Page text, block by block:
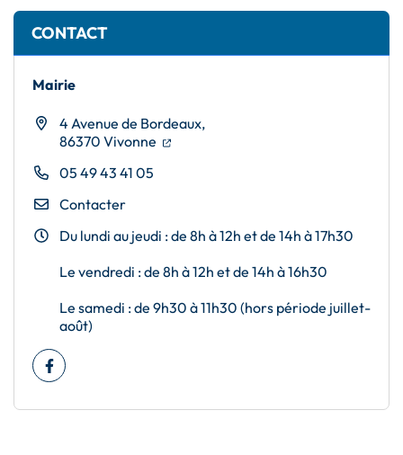
Informations complémentaires
CONTACT
Mairie
4 Avenue de Bordeaux,
86370 Vivonne (ouverture dans un nouvel onglet)
(ouverture dans un nouvel onglet)
05 49 43 41 05
Contacter
Du lundi au jeudi : de 8h à 12h et de 14h à 17h30
Le vendredi : de 8h à 12h et de 14h à 16h30
Le samedi : de 9h30 à 11h30 (hors période juillet-
août)
Facebook
(ouverture dans un nouvel onglet)